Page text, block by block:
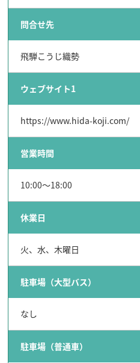
問合せ先
飛騨こうじ織勢
ウェブサイト1
https://www.hida-koji.com/
営業時間
10:00～18:00
休業日
火、水、木曜日
駐車場（大型バス）
なし
駐車場（普通車）